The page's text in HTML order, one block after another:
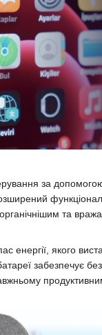
за
та
енергії, якого
забезпечує